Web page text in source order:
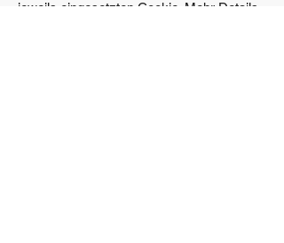
jeweils eingesetzten Cookie. Mehr Details